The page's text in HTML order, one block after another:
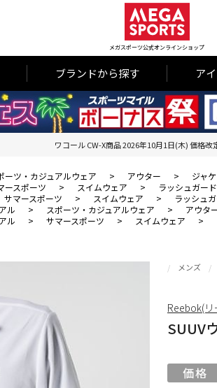
メガスポーツ公式オンラインショップ
ブランドから探す ア
ワコール CW-X商品 2026年10月1日(木) 価格改
ーツ・カジュアルウェア > アウター > ジャ
ースポーツ
> スイムウェア > ラッシュガード
サマースポーツ
> スイムウェア > ラッシュ
ル
> スポーツ・カジュアルウェア > アウタ
ル
> サマースポーツ > スイムウェア >
メンズ
SUUV
Reebok(